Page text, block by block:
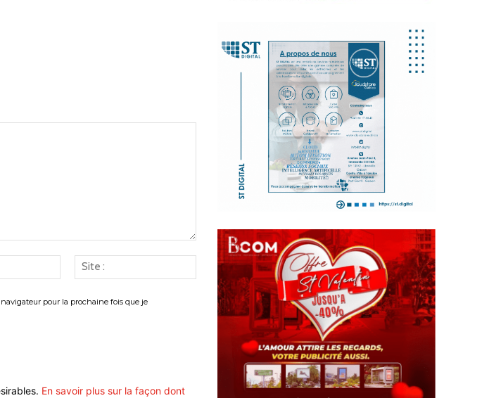
Email
:*
:
pour la prochaine fois que je
En savoir plus sur la façon dont